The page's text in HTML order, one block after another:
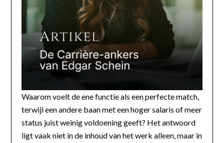
Waarom voelt de ene functie als een perfecte match,
terwijl een andere baan met een hoger salaris of meer
status juist weinig voldoening geeft? Het antwoord
ligt vaak niet in de inhoud van het werk alleen, maar in